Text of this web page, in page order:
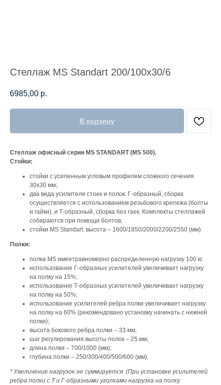
Стеллаж MS Standart 200/100х30/6
6985,00 р.
В корзину
Стеллаж офисный серии MS STANDART (MS 500).
Стойки:
стойки с усиленным угловым профилем сложного сечения
30х30 мм;
два вида усилителя стоек и полок: Г-образный, сборка
осуществляется с использованием резьбового крепежа (болты
и гайки), и Т-образный, сборка без гаек. Комплекты стеллажей
собираются при помощи болтов;
стойки MS Standart: высота – 1600/1850/2000/2200/2550 (мм).
Полки:
полка MS имеетравномерно распределенную нагрузку 100 кг.
использование Г-образных усилителей увеличивает нагрузку
на полку на 15%;
использование Т-образных усилителей увеличивает нагрузку
на полку на 50%;
использование усилителей ребра полки увеличивает нагрузку
на полку на 60% (рекомендовано установку начинать с нижней
полки);
высота бокового ребра полки – 33 мм;
шаг регулирования высоты полок – 25 мм;
длина полки – 700/1000 (мм);
глубина полки – 250/300/400/500/600 (мм).
* Увеличение нагрузок не суммируется. (При установке усилителей
ребра полки с Т и Г-образными уголками нагрузка на полку